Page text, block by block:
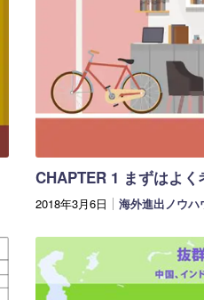
CHAPTER 1 まずはよく
2018年3月6日 海外進出ノウハ